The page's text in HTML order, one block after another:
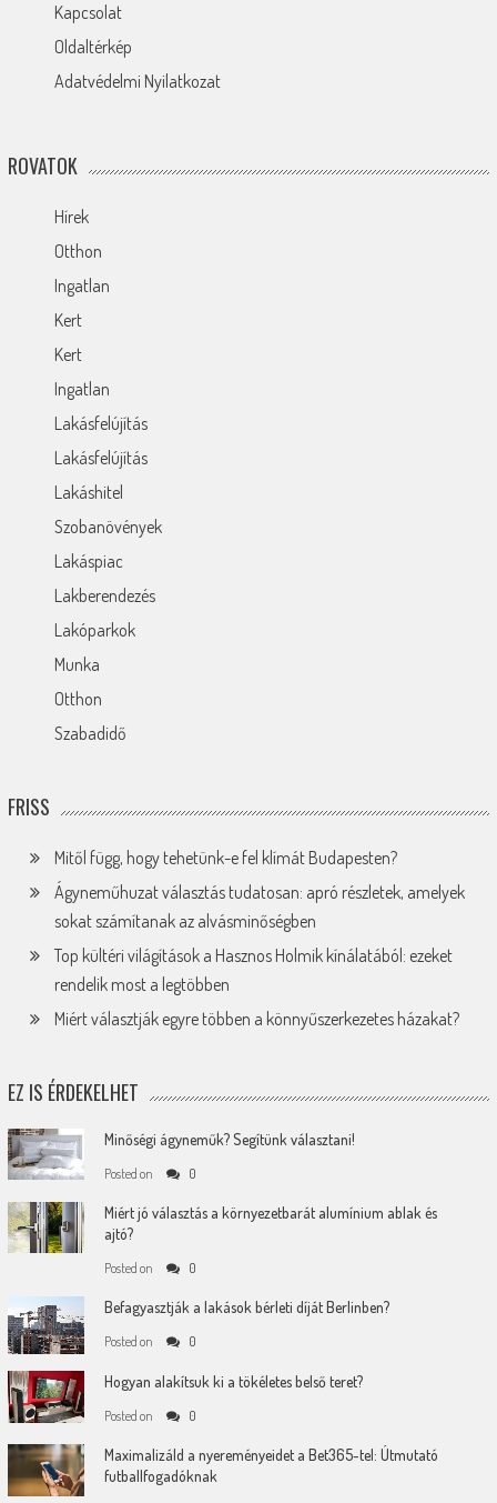
Kapcsolat
Oldaltérkép
Adatvédelmi Nyilatkozat
ROVATOK
Hírek
Otthon
Ingatlan
Kert
Kert
Ingatlan
Lakásfelújítás
Lakásfelújítás
Lakáshitel
Szobanövények
Lakáspiac
Lakberendezés
Lakóparkok
Munka
Otthon
Szabadidő
FRISS
Mitől függ, hogy tehetünk-e fel klímát Budapesten?
Ágyneműhuzat választás tudatosan: apró részletek, amelyek
sokat számítanak az alvásminőségben
Top kültéri világítások a Hasznos Holmik kínálatából: ezeket
rendelik most a legtöbben
Miért választják egyre többen a könnyűszerkezetes házakat?
EZ IS ÉRDEKELHET
Minőségi ágyneműk? Segítünk választani!
Posted on 0
Miért jó választás a környezetbarát alumínium ablak és
ajtó?
Posted on 0
Befagyasztják a lakások bérleti díját Berlinben?
Posted on 0
Hogyan alakítsuk ki a tökéletes belső teret?
Posted on 0
Maximalizáld a nyereményeidet a Bet365-tel: Útmutató
futballfogadóknak